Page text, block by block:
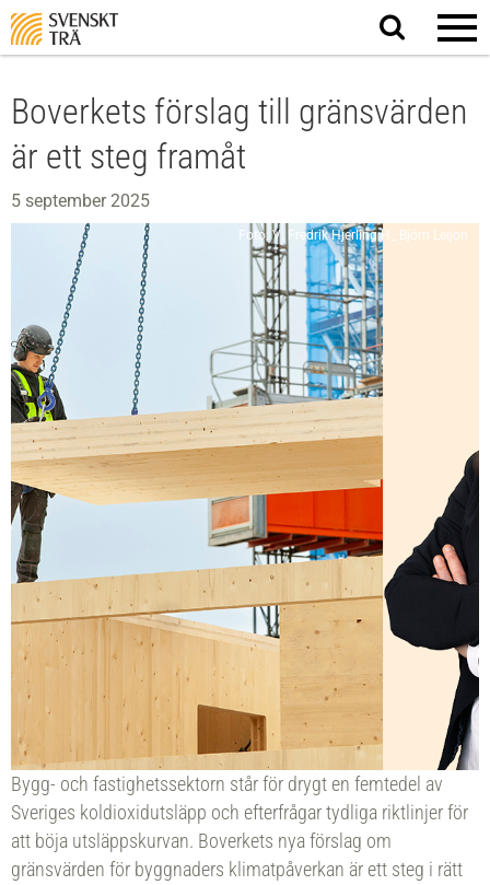
Sök
på
Boverkets förslag till gränsvärden
är ett steg framåt
5 september 2025
Foto: V: Fredrik Hjerling H_ Björn Leijon
Bygg- och fastighetssektorn står för drygt en femtedel av
Sveriges koldioxidutsläpp och efterfrågar tydliga riktlinjer för
att böja utsläppskurvan. Boverkets nya förslag om
gränsvärden för byggnaders klimatpåverkan är ett steg i rätt